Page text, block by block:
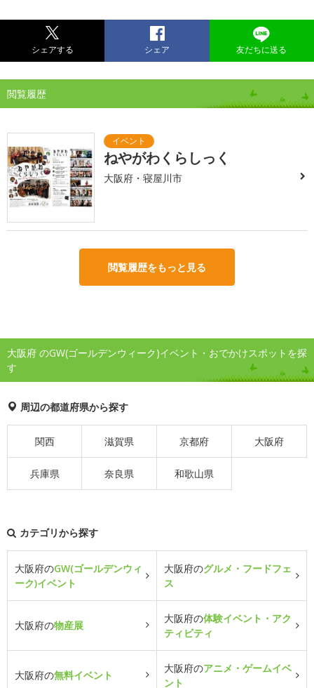
シェアする シェア 友だちに送る
閲覧履歴
ねやがわくらしっく
大阪府・寝屋川市
閲覧履歴をもっと見る
大阪府 のGW(ゴールデンウィーク)イベント・おでかけスポットを探
す
周辺の都道府県から探す
関西 滋賀県 京都府 大阪府
兵庫県 奈良県 和歌山県
カテゴリから探す
大阪府のGW(ゴールデンウィ
ーク)イベント
大阪府のグルメ・フードフェ
ス
大阪府の物産展
大阪府の体験イベント・アク
ティビティ
大阪府の無料イベント
大阪府のアニメ・ゲームイベ
ント